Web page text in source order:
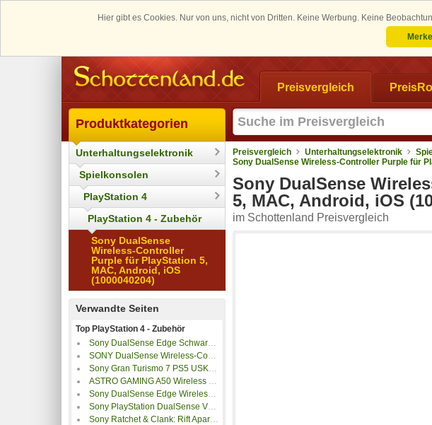
Hier gibt es Cookies. Nur von uns, nicht von Dritten. Keine Werbung. Keine
Preisvergleich
Produktkategorien
Unterhaltungselektronik
Spielkonsolen
PlayStation 4
PlayStation 4 - Zubehör
Sony DualSense
Wireless-Controller
Purple für PlayStation 5,
MAC, Android, iOS
(1000040204)
Verwandte Seiten
Top PlayStation 4 - Zubehör
Sony DualSense Edge Schwarz, Weiß Bluetooth
SONY DualSense Wireless-Controller
Sony Gran Turismo 7 PS5 USK: Einstufung ausstehend
ASTRO GAMING A50 Wireless + Base Station (PC/PS4) Gen.4 - schwarz
Sony DualSense Edge Wireless-Controller V2
Sony PlayStation DualSense V2 Wireless-Controller - Midnight Black
Sony Ratchet & Clank: Rift Apart (Playstation 5)
Preisvergleich Unterhaltungselektronik
Sony DualSense Wireless-Controller Purple für
Sony DualSense
5, MAC, Android, iOS
im Schottenland Preisvergleich